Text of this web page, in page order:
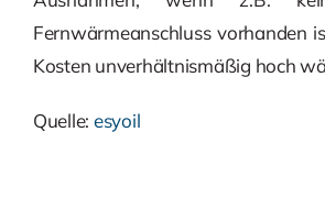
Fernwärmeanschluss vorhanden
Kosten unverhältnismäßig hoch
Quelle: esyoil